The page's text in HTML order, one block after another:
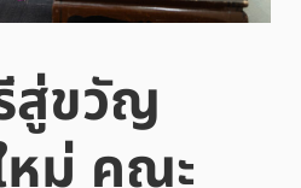
สู่ขวัญ
ม่ คณะ